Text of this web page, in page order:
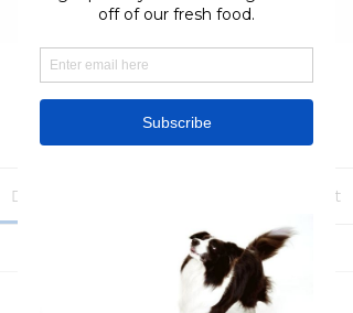
RaraPetcare Group
Public · 396 members
Join
Discussion About